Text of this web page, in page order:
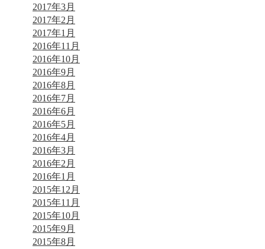
2017年3月
2017年2月
2017年1月
2016年11月
2016年10月
2016年9月
2016年8月
2016年7月
2016年6月
2016年5月
2016年4月
2016年3月
2016年2月
2016年1月
2015年12月
2015年11月
2015年10月
2015年9月
2015年8月